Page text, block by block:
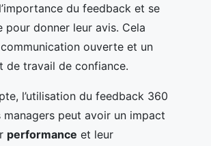
du feedback et se
pour donner leur avis. Cela
ouverte et un
de travail de confiance.
l’utilisation du feedback 360
managers peut avoir un impact
performance et leur